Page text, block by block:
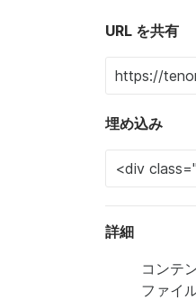
URL を共有
埋め込み
詳細
コンテ
ファイ